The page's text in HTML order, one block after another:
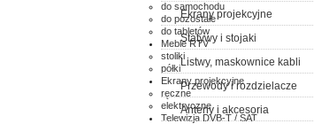
do samochodu
do pozostałe
do tabletów
Meble RTV
stoliki
półki
Ekrany projekcyjne
ręczne
elektryczne
Telewizja DVB-T / SAT
Ekrany projekcyjne
Statywy i stojaki
Listwy, maskownice kabli
Przewody i rozdzielacze
Anteny i akcesoria